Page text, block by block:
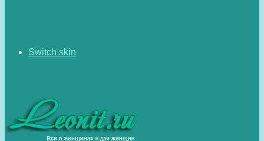
Switch skin